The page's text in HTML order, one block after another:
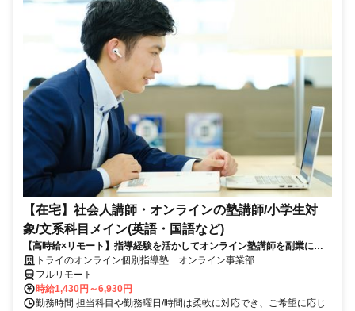
【在宅】社会人講師・オンラインの塾講師/小学生対
象/文系科目メイン(英語・国語など)
【高時給×リモート】指導経験を活かしてオンライン塾講師を副業に！
週1～OK！
トライのオンライン個別指導塾 オンライン事業部
フルリモート
時給1,430円～6,930円
勤務時間 担当科目や勤務曜日/時間は柔軟に対応でき、ご希望に応じ